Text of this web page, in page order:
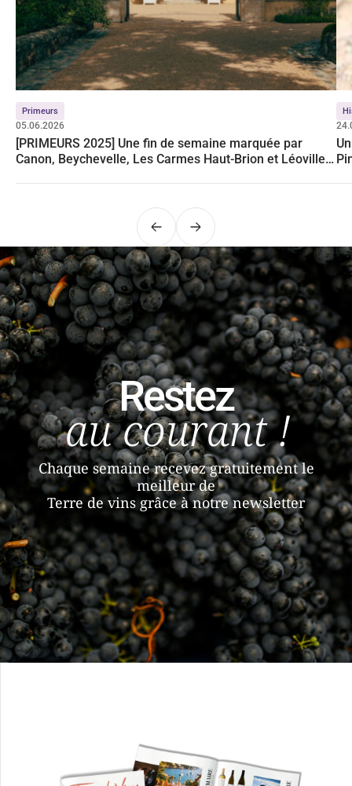
Primeurs
05.06.2026
[PRIMEURS 2025] Une fin de semaine marquée par
Canon, Beychevelle, Les Carmes Haut-Brion et Léoville
PrécédentSuivant
Restez
au courant !
Chaque semaine recevez gratuitement le
meilleur de
Terre de vins grâce à notre newsletter